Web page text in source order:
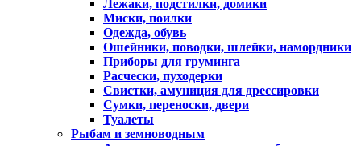
Лежаки, подстилки, домики
Миски, поилки
Одежда, обувь
Ошейники, поводки, шлейки, намордники
Приборы для груминга
Расчески, пуходерки
Свистки, амуниция для дрессировки
Сумки, переноски, двери
Туалеты
Рыбам и земноводным